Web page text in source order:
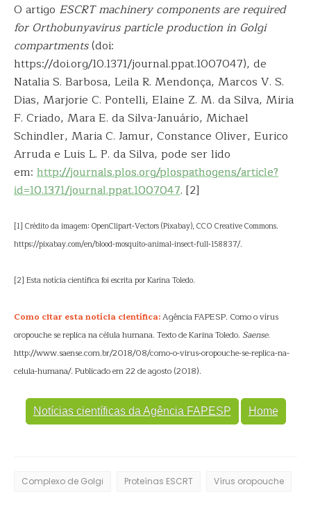
O artigo ESCRT machinery components are required
for Orthobunyavirus particle production in Golgi
compartments(doi:
https://doi.org/10.1371/journal.ppat.1007047), de
Natalia S. Barbosa, Leila R. Mendonça, Marcos V. S.
Dias, Marjorie C. Pontelli, Elaine Z. M. da Silva, Miria
F. Criado, Mara E. da Silva-Januário, Michael
Schindler, Maria C. Jamur, Constance Oliver, Eurico
Arruda e Luis L. P. da Silva, pode ser lido
em: http://journals.plos.org/plospathogens/article?
id=10.1371/journal.ppat.1007047. [2]
[1] Crédito da imagem: OpenClipart-Vectors (Pixabay), CC0 Creative Commons.
https://pixabay.com/en/blood-mosquito-animal-insect-full-158837/.
[2] Esta notícia científica foi escrita por Karina Toledo.
Como citar esta notícia científica:Agência FAPESP. Como o vírus
oropouche se replica na célula humana. Texto de Karina Toledo. Saense.
http://www.saense.com.br/2018/08/como-o-virus-oropouche-se-replica-na-
celula-humana/. Publicado em 22 de agosto (2018).
Notícias científicas da Agência FAPESP Home
Complexo de Golgi Proteínas ESCRT Vírus oropouche